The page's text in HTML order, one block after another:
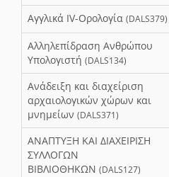
Αγγλικά IV-Ορολογία (DALS379)
Αλληλεπίδραση Ανθρώπου
Υπολογιστή (DALS134)
Ανάδειξη και διαχείριση
αρχαιολογικών χώρων και
μνημείων (DALS371)
ΑΝΑΠΤΥΞΗ ΚΑΙ ΔΙΑΧΕΙΡΙΣΗ
ΣΥΛΛΟΓΩΝ
ΒΙΒΛΙΟΘΗΚΩΝ (DALS127)